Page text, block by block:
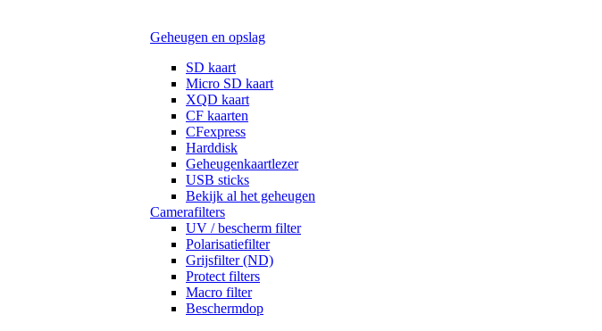
Geheugen en opslag
SD kaart
Micro SD kaart
XQD kaart
CF kaarten
CFexpress
Harddisk
Geheugenkaartlezer
USB sticks
Bekijk al het geheugen
Camerafilters
UV / bescherm filter
Polarisatiefilter
Grijsfilter (ND)
Protect filters
Macro filter
Beschermdop